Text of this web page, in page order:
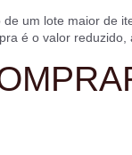
um lote maior de
é o valor